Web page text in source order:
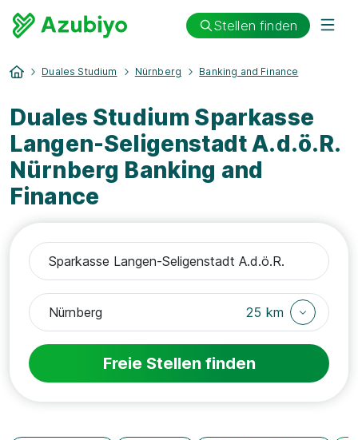
Stellen finden
Duales Studium Nürnberg Banking and Finance
Duales Studium Sparkasse
Langen-Seligenstadt A.d.ö.R.
Nürnberg Banking and
Finance
25 km
Freie Stellen finden